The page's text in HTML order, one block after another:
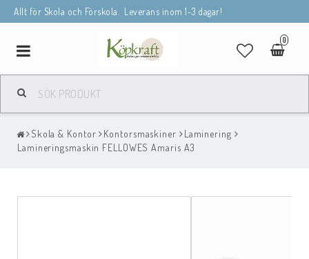
Allt för Skola och Förskola. Leverans inom 1-3 dagar!
0
Toggle
navigation
Skola & Kontor Kontorsmaskiner
Laminering
Lamineringsmaskin FELLOWES Amaris A3